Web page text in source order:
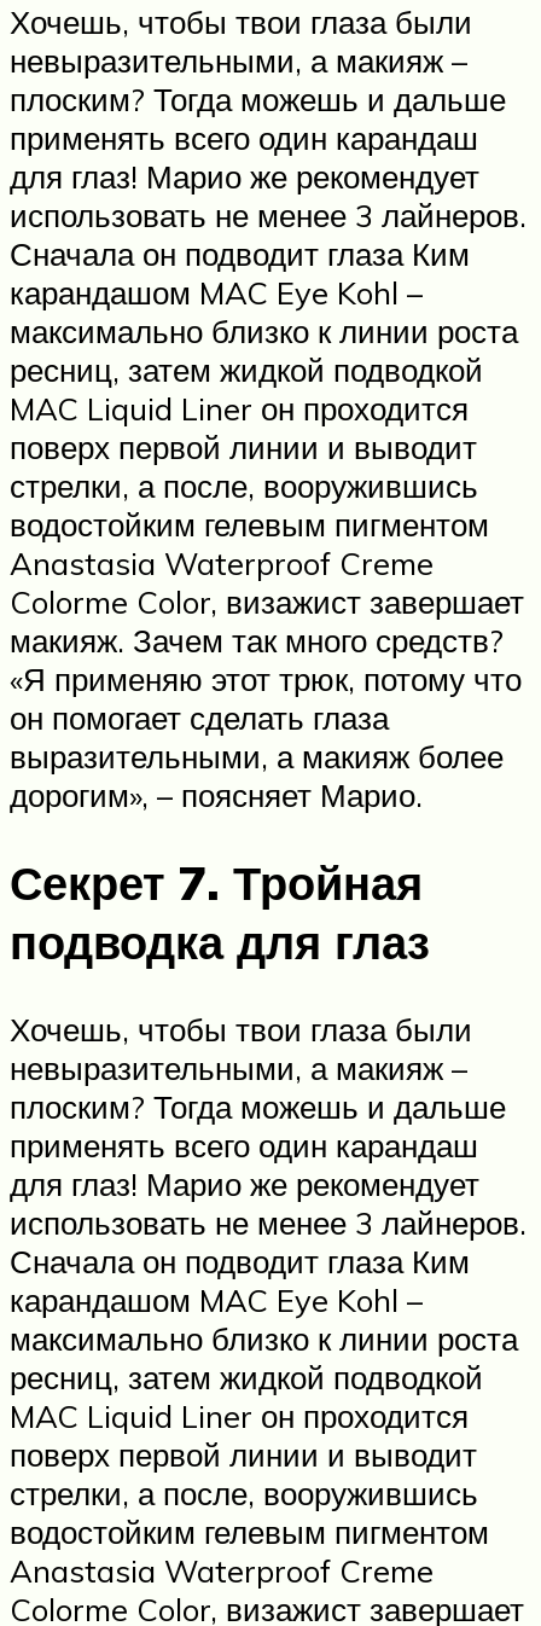
Хочешь, чтобы твои глаза были
невыразительными, а макияж –
плоским? Тогда можешь и дальше
применять всего один карандаш
для глаз! Марио же рекомендует
использовать не менее 3 лайнеров.
Сначала он подводит глаза Ким
карандашом MAC Eye Kohl –
максимально близко к линии роста
ресниц, затем жидкой подводкой
MAC Liquid Liner он проходится
поверх первой линии и выводит
стрелки, а после, вооружившись
водостойким гелевым пигментом
Anastasia Waterproof Creme
Colorme Color, визажист завершает
макияж. Зачем так много средств?
«Я применяю этот трюк, потому что
он помогает сделать глаза
выразительными, а макияж более
дорогим», – поясняет Марио.
Секрет 7. Тройная
подводка для глаз
Хочешь, чтобы твои глаза были
невыразительными, а макияж –
плоским? Тогда можешь и дальше
применять всего один карандаш
для глаз! Марио же рекомендует
использовать не менее 3 лайнеров.
Сначала он подводит глаза Ким
карандашом MAC Eye Kohl –
максимально близко к линии роста
ресниц, затем жидкой подводкой
MAC Liquid Liner он проходится
поверх первой линии и выводит
стрелки, а после, вооружившись
водостойким гелевым пигментом
Anastasia Waterproof Creme
Colorme Color, визажист завершает